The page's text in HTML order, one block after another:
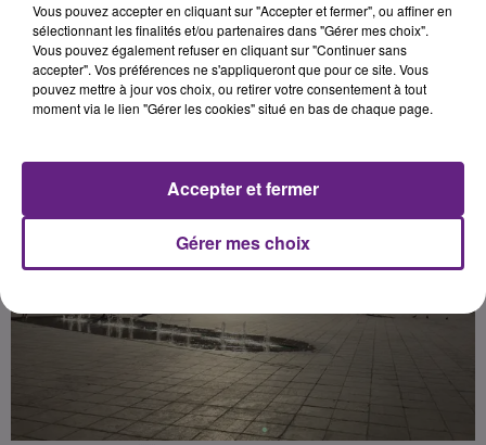
Publié : 19 août 2019 à 10h40 par Fabrice Aubry
Vous pouvez accepter en cliquant sur "Accepter et fermer", ou affiner en
sélectionnant les finalités et/ou partenaires dans "Gérer mes choix".
Vous pouvez également refuser en cliquant sur "Continuer sans
accepter". Vos préférences ne s'appliqueront que pour ce site. Vous
pouvez mettre à jour vos choix, ou retirer votre consentement à tout
moment via le lien "Gérer les cookies" situé en bas de chaque page.
Gérer mes choix
Accepter et fermer